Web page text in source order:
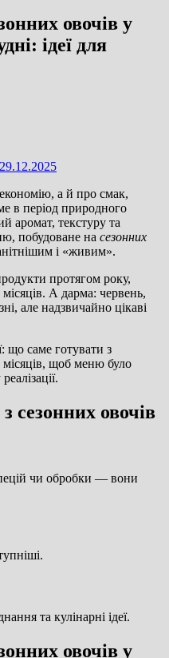
овочів у
ідеї для
29.12.2025
а й про смак,
в період природного
аромат, текстуру та
побудоване на сезонних
і «живим».
протягом року,
А дарма: червень,
але надзвичайно цікаві
що саме готувати з
щоб меню було
сезонних овочів
чи обробки — вони
та кулінарні ідеї.
овочів у